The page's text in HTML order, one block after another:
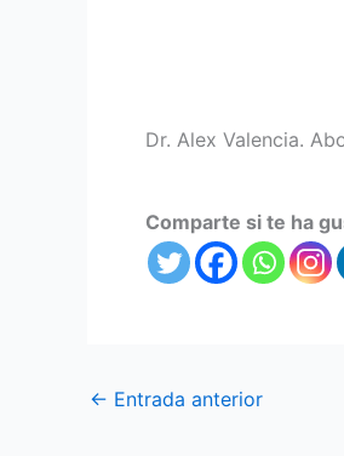
Dr. Alex Valencia.
Comparte si te ha
← Entrada anterior